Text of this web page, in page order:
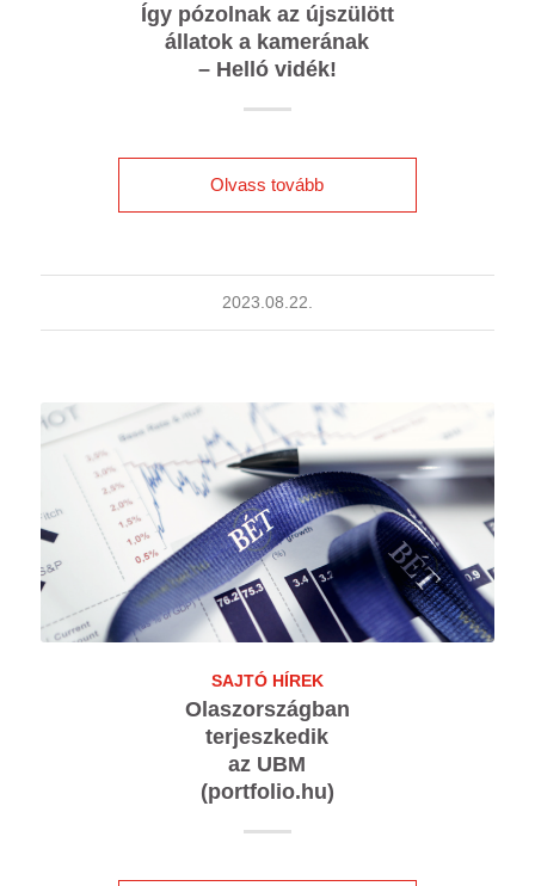
Így pózolnak az újszülött
állatok a kamerának
– Helló vidék!
Olvass tovább
2023.08.22.
SAJTÓ HÍREK
Olaszországban
terjeszkedik
az UBM
(portfolio.hu)